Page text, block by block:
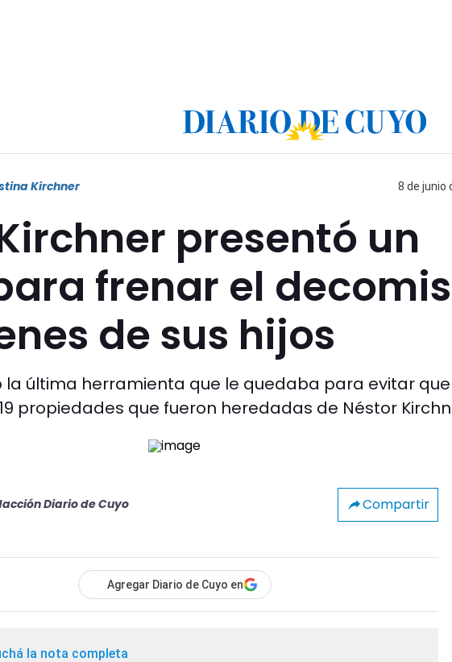
Kirchner 8 de junio
presentó un
frenar el
de sus hijos
la última herramienta que le quedaba para evitar
propiedades que fueron heredadas de Néstor
Diario de Cuyo Compartir
Agregar Diario de Cuyo en
la nota completa